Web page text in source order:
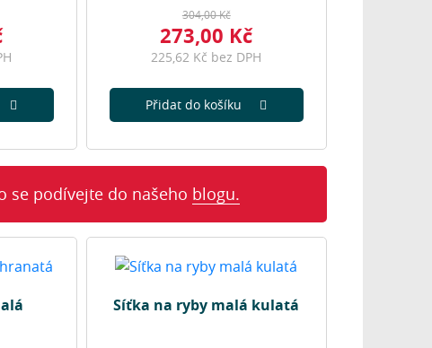
304,00 Kč
273,00 Kč
225,62 Kč bez DPH
Přidat do košíku
se podívejte do našeho blogu.
Síťka na ryby malá kulatá